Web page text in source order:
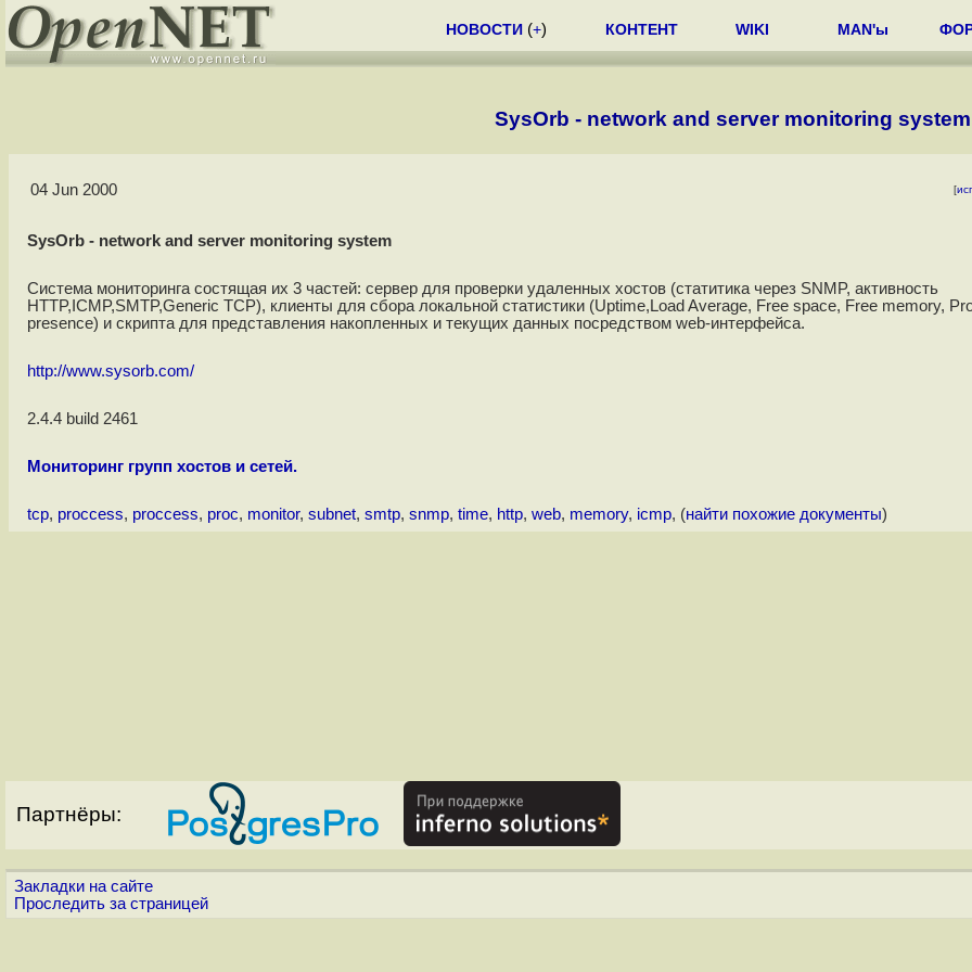
НОВОСТИ (+) КОНТЕНТ WIKI MAN'ы
SysOrb - network and server monitoring system
04 Jun 2000 [
SysOrb - network and server monitoring system
Система мониторинга состящая их 3 частей: сервер для проверки удаленных хостов (статитика через SNMP, активность
HTTP,ICMP,SMTP,Generic TCP), клиенты для сбора локальной статистики (Uptime,Load Average, Free space, Free memory,
presence) и скрипта для представления накопленных и текущих данных посредством web-интерфейса.
http://www.sysorb.com/
2.4.4 build 2461
Мониторинг групп хостов и сетей.
tcp, proccess, proccess, proc, monitor, subnet, smtp, snmp, time, http, web, memory, icmp, (найти похожие документы)
Партнёры:
Закладки на сайте
Проследить за страницей